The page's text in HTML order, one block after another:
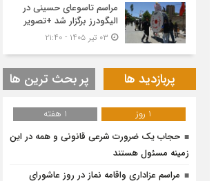
مراسم تاسوعای حسینی در
الیگودرز برگزار شد +تصویر
پربازدید ها پر بحث ترین ها
1 روز
1 هفته
حجاب یک ضرورت شرعی قانونی و همه در این
زمینه مسئول هستند
مراسم عزاداری واقامه نماز در روز عاشورای